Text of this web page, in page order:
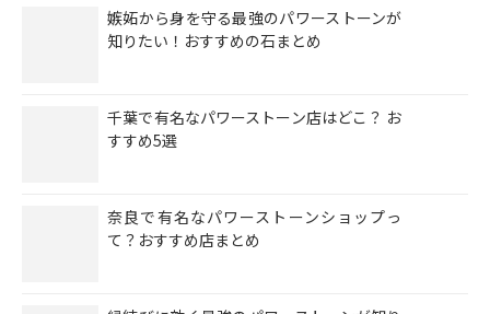
嫉妬から身を守る最強のパワーストーンが
知りたい！おすすめの石まとめ
千葉で有名なパワーストーン店はどこ？ お
すすめ5選
奈良で有名なパワーストーンショップっ
て？おすすめ店まとめ